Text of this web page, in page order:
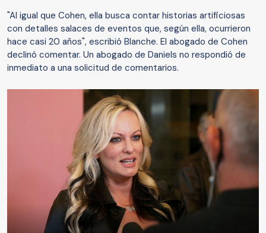
"Al igual que Cohen, ella busca contar historias artificiosas
con detalles salaces de eventos que, según ella, ocurrieron
hace casi 20 años", escribió Blanche. El abogado de Cohen
declinó comentar. Un abogado de Daniels no respondió de
inmediato a una solicitud de comentarios.